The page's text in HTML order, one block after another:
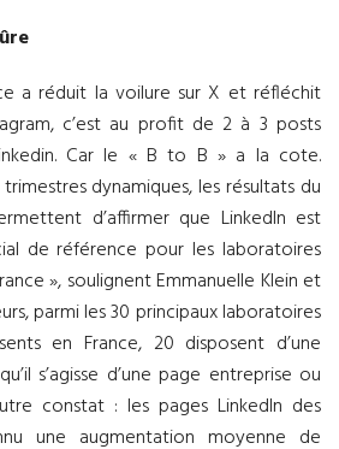
a réduit la voilure sur X et réfléchit
c’est au profit de 2 à 3 posts
Car le « B to B » a la cote.
dynamiques, les résultats du
d’affirmer que LinkedIn est
de référence pour les laboratoires
», soulignent Emmanuelle Klein et
parmi les 30 principaux laboratoires
en France, 20 disposent d’une
s’agisse d’une page entreprise ou
constat : les pages LinkedIn des
une augmentation moyenne de